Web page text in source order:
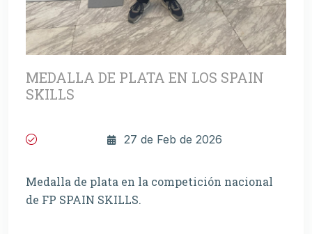
MEDALLA DE PLATA EN LOS SPAIN
SKILLS
27 de Feb de 2026
Medalla de plata en la competición nacional
de FP SPAIN SKILLS.